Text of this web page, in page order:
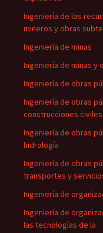
Ingeniería de los
mineros y obras
Ingeniería de minas
Ingeniería de minas y
Ingeniería de obras
Ingeniería de obras
construcciones civiles
Ingeniería de obras
hidrología
Ingeniería de obras
transportes y
Ingeniería de
Ingeniería de
las tecnologías de la